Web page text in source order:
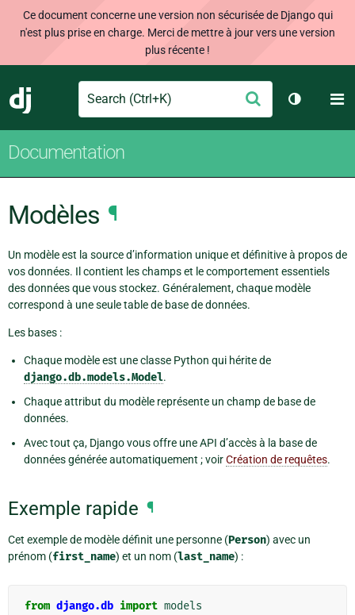
Ce document concerne une version non sécurisée de Django qui
n'est plus prise en charge. Merci de mettre à jour vers une version
plus récente !
Django
Search Envoyer
Changer
Documentation
Modèles ¶
Un modèle est la source d’information unique et définitive à propos de
vos données. Il contient les champs et le comportement essentiels
des données que vous stockez. Généralement, chaque modèle
correspond à une seule table de base de données.
Les bases :
Chaque modèle est une classe Python qui hérite de
django.db.models.Model.
Chaque attribut du modèle représente un champ de base de
données.
Avec tout ça, Django vous offre une API d’accès à la base de
données générée automatiquement ; voirCréation de requêtes.
Exemple rapide ¶
Cet exemple de modèle définit une personne (Person) avec un
prénom (first_name) et un nom (last_name) :
from django.db import models